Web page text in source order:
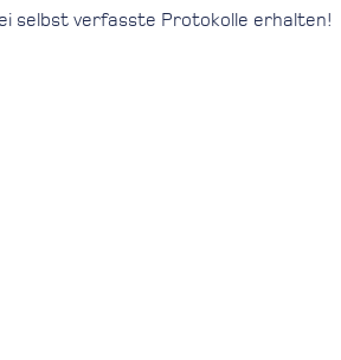
selbst verfasste Protokolle erhalten!